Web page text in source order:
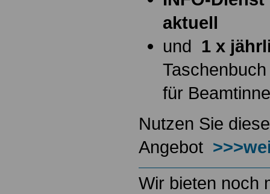
aktuell
und 1 x
Taschenbuch
für
Nutzen Sie
Angebot
Wir bieten noch